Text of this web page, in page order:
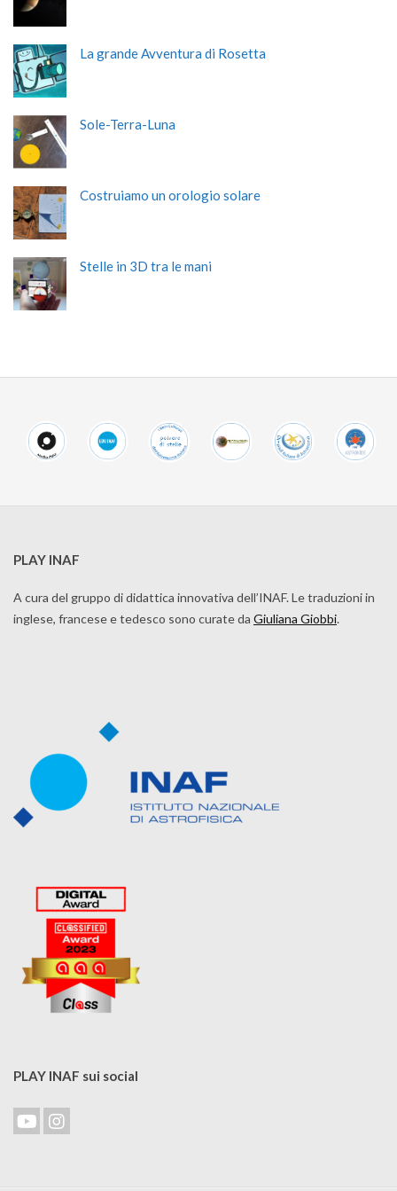
La grande Avventura di Rosetta
Sole-Terra-Luna
Costruiamo un orologio solare
Stelle in 3D tra le mani
PLAY INAF
A cura del gruppo di didattica innovativa dell’INAF. Le traduzioni in
inglese, francese e tedesco sono curate da Giuliana Giobbi.
PLAY INAF sui social